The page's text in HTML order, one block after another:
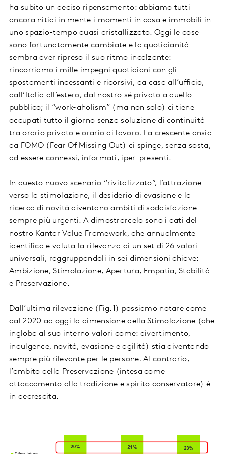
ha subito un deciso ripensamento: abbiamo tutti
ancora nitidi in mente i momenti in casa e immobili in
uno spazio-tempo quasi cristallizzato. Oggi le cose
sono fortunatamente cambiate e la quotidianità
sembra aver ripreso il suo ritmo incalzante:
rincorriamo i mille impegni quotidiani con gli
spostamenti incessanti e ricorsivi, da casa all’ufficio,
dall’Italia all’estero, dal nostro sé privato a quello
pubblico; il “work-aholism” (ma non solo) ci tiene
occupati tutto il giorno senza soluzione di continuità
tra orario privato e orario di lavoro. La crescente ansia
da FOMO (Fear Of Missing Out) ci spinge, senza sosta,
ad essere connessi, informati, iper-presenti.
In questo nuovo scenario “rivitalizzato”, l’attrazione
verso la stimolazione, il desiderio di evasione e la
ricerca di novità diventano ambiti di soddisfazione
sempre più urgenti. A dimostrarcelo sono i dati del
nostro Kantar Value Framework, che annualmente
identifica e valuta la rilevanza di un set di 26 valori
universali, raggruppandoli in sei dimensioni chiave:
Ambizione, Stimolazione, Apertura, Empatia, Stabilità
e Preservazione.
Dall’ultima rilevazione (Fig.1) possiamo notare come
dal 2020 ad oggi la dimensione della Stimolazione (che
ingloba al suo interno valori come: divertimento,
indulgence, novità, evasione e agilità) stia diventando
sempre più rilevante per le persone. Al contrario,
l’ambito della Preservazione (intesa come
attaccamento alla tradizione e spirito conservatore) è
in decrescita.